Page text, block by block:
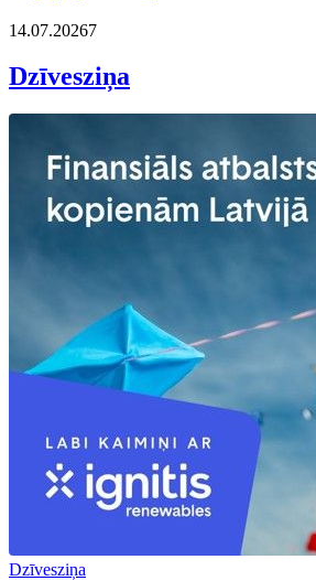
14.07.20267
Dzīvesziņa
Dzīvesziņa